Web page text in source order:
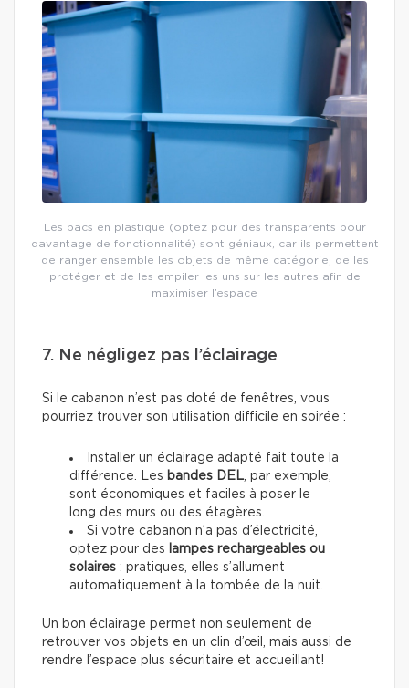
Les bacs en plastique (optez pour des transparents pour
davantage de fonctionnalité) sont géniaux, car ils permettent
de ranger ensemble les objets de même catégorie, de les
protéger et de les empiler les uns sur les autres afin de
maximiser l’espace
7. Ne négligez pas l’éclairage
Si le cabanon n’est pas doté de fenêtres, vous
pourriez trouver son utilisation difficile en soirée :
Installer un éclairage adapté fait toute la
différence. Les bandes DEL , par exemple,
sont économiques et faciles à poser le
long des murs ou des étagères.
Si votre cabanon n’a pas d’électricité,
optez pour des
lampes rechargeables ou
solaires : pratiques, elles s’allument
automatiquement à la tombée de la nuit.
Un bon éclairage permet non seulement de
retrouver vos objets en un clin d’œil, mais aussi de
rendre l’espace plus sécuritaire et accueillant!